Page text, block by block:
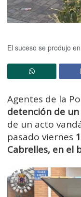
El suceso se produjo
Agentes de la
detención de
de un acto
pasado viernes
Cabrelles, en el